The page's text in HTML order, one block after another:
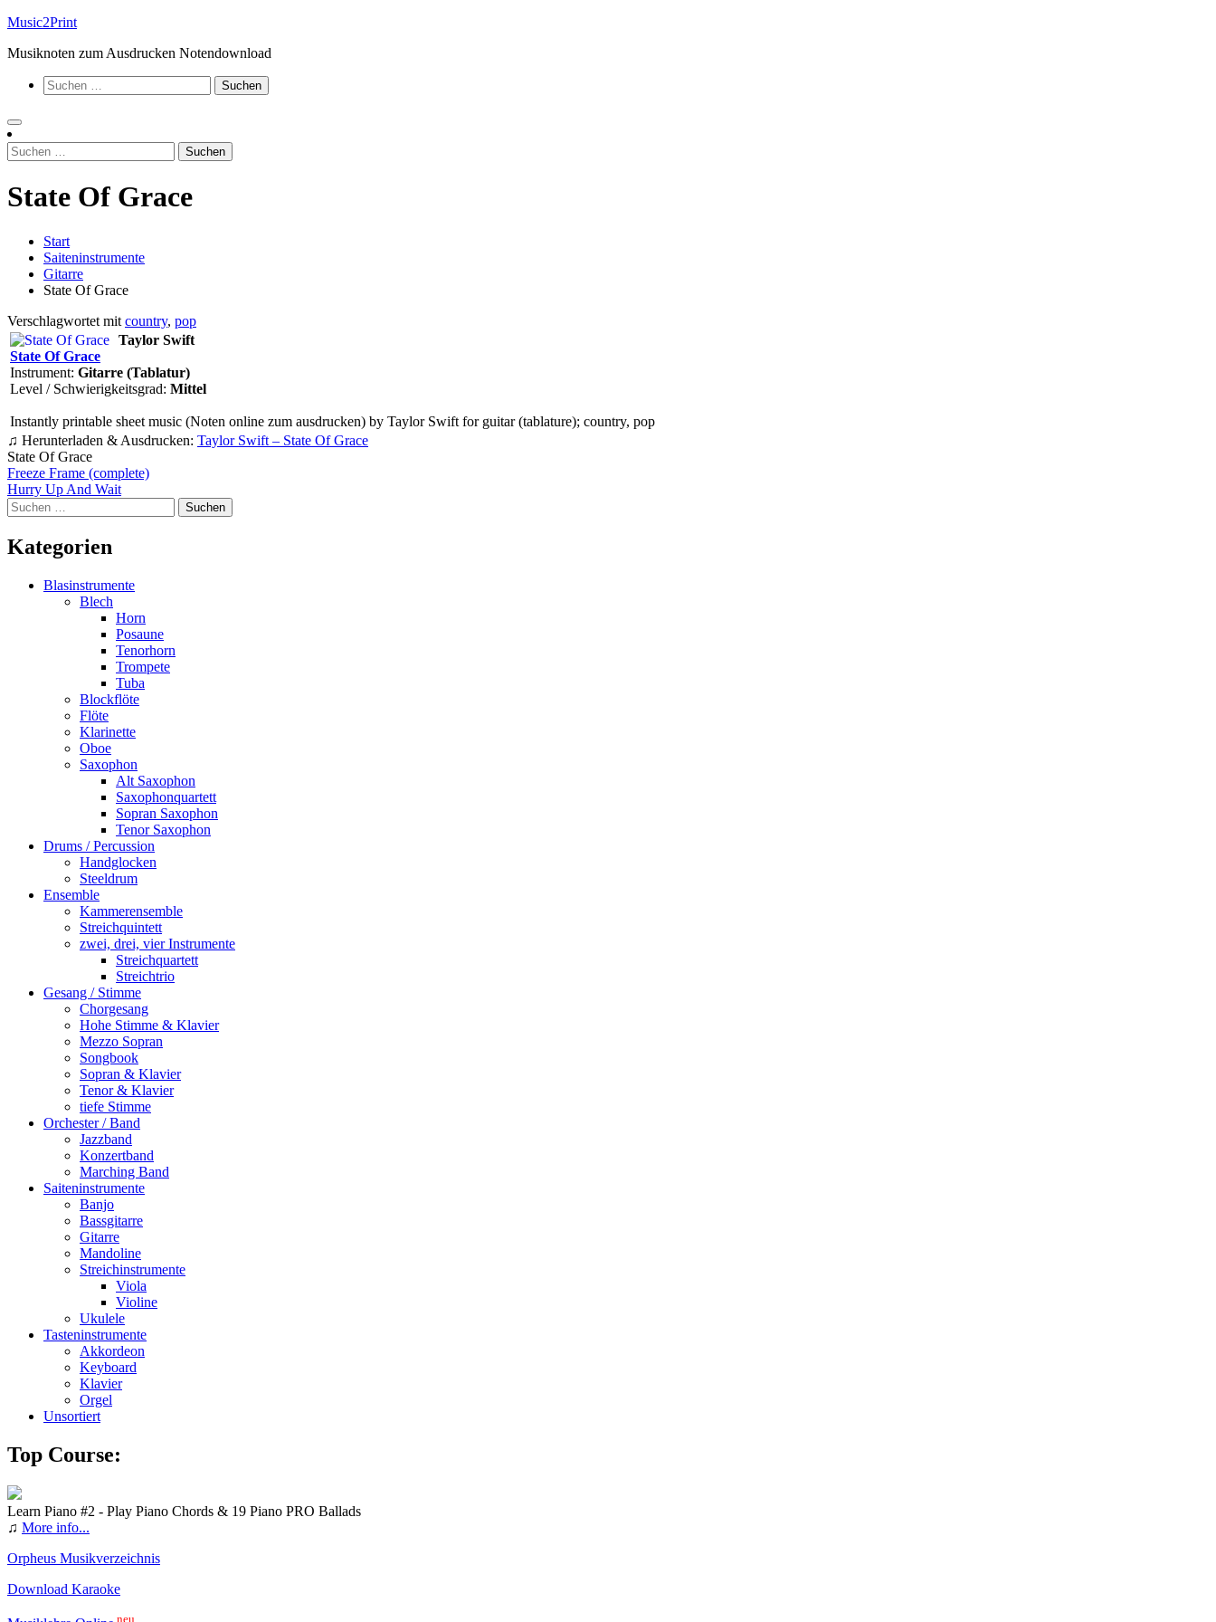
Zum
springen
Music2Print
Musiknoten zum Ausdrucken Notendownload
Suchen
nach:
Suchen
nach:
State Of Grace
Start
Saiteninstrumente
Gitarre
State Of Grace
Verschlagwortet mit country, pop
Taylor Swift
State Of Grace
Instrument: Gitarre (Tablatur)
Level / Schwierigkeitsgrad: Mittel
Instantly printable sheet music (Noten online zum ausdrucken) by Taylor Swift for guitar (tablature); country, pop
♫ Herunterladen & Ausdrucken: Taylor Swift – State Of Grace
State Of Grace
Beitragsnavigation
Freeze Frame (complete)
Hurry Up And Wait
Suchen
nach:
Kategorien
Blasinstrumente
Blech
Horn
Posaune
Tenorhorn
Trompete
Tuba
Blockflöte
Flöte
Klarinette
Oboe
Saxophon
Alt Saxophon
Saxophonquartett
Sopran Saxophon
Tenor Saxophon
Drums / Percussion
Handglocken
Steeldrum
Ensemble
Kammerensemble
Streichquintett
zwei, drei, vier Instrumente
Streichquartett
Streichtrio
Gesang / Stimme
Chorgesang
Hohe Stimme & Klavier
Mezzo Sopran
Songbook
Sopran & Klavier
Tenor & Klavier
tiefe Stimme
Orchester / Band
Jazzband
Konzertband
Marching Band
Saiteninstrumente
Banjo
Bassgitarre
Gitarre
Mandoline
Streichinstrumente
Viola
Violine
Ukulele
Tasteninstrumente
Akkordeon
Keyboard
Klavier
Orgel
Unsortiert
Top Course:
Learn Piano #2 - Play Piano Chords & 19 Piano PRO Ballads
♫ More info...
Orpheus Musikverzeichnis
Download Karaoke
neu